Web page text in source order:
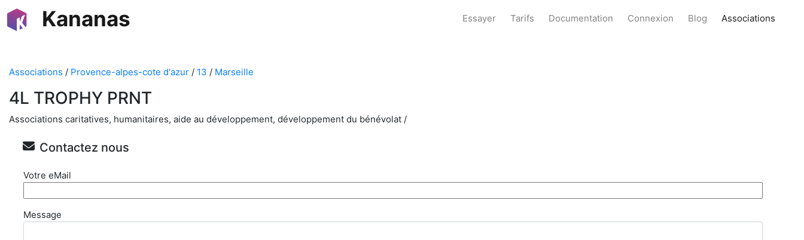
Kananas Essayer Tarifs Documentation Connexion Blog Associations
Associations / Provence-alpes-cote d'azur / 13 / Marseille
4L TROPHY PRNT
Associations caritatives, humanitaires, aide au développement, développement du bénévolat /
Contactez nous
Votre eMail
Message